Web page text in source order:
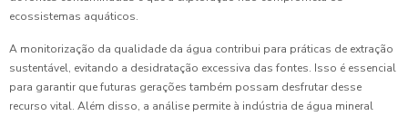
ecossistemas aquáticos.
A monitorização da qualidade da água contribui para práticas de extração
sustentável, evitando a desidratação excessiva das fontes. Isso é essencial
para garantir que futuras gerações também possam desfrutar desse
recurso vital. Além disso, a análise permite à indústria de água mineral